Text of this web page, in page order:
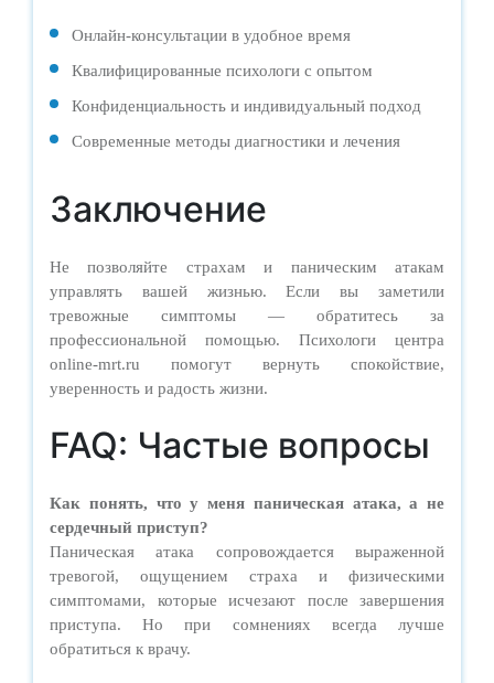
Онлайн-консультации в удобное время
Квалифицированные психологи с опытом
Конфиденциальность и индивидуальный подход
Современные методы диагностики и лечения
Заключение
Не позволяйте страхам и паническим атакам
управлять вашей жизнью. Если вы заметили
тревожные симптомы — обратитесь за
профессиональной помощью. Психологи центра
online-mrt.ru помогут вернуть спокойствие,
уверенность и радость жизни.
FAQ: Частые вопросы
Как понять, что у меня паническая атака, а не
сердечный приступ?
Паническая атака сопровождается выраженной
тревогой, ощущением страха и физическими
симптомами, которые исчезают после завершения
приступа. Но при сомнениях всегда лучше
обратиться к врачу.